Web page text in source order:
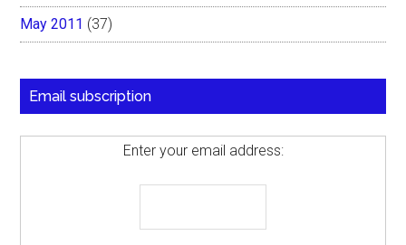
May 2011 (37)
Email subscription
Enter your email address: